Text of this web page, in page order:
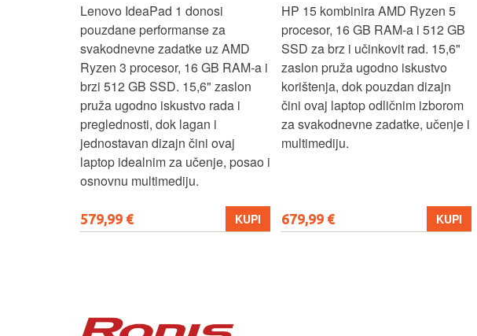
Lenovo IdeaPad 1 donosi
pouzdane performanse za
svakodnevne zadatke uz AMD
Ryzen 3 procesor, 16 GB RAM-a i
brzi 512 GB SSD. 15,6" zaslon
pruža ugodno iskustvo rada i
preglednosti, dok lagan i
jednostavan dizajn čini ovaj
laptop idealnim za učenje, posao i
osnovnu multimediju.
579,99 € KUPI
HP 15 kombinira AMD Ryzen 5
procesor, 16 GB RAM-a i 512 GB
SSD za brz i učinkovit rad. 15,6"
zaslon pruža ugodno iskustvo
korištenja, dok pouzdan dizajn
čini ovaj laptop odličnim izborom
za svakodnevne zadatke, učenje i
multimediju.
679,99 € KUPI